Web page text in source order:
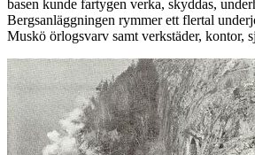
basen kunde fartygen verka, skyddas,
Bergsanläggningen rymmer ett flertal
Muskö örlogsvarv samt verkstäder, kontor,